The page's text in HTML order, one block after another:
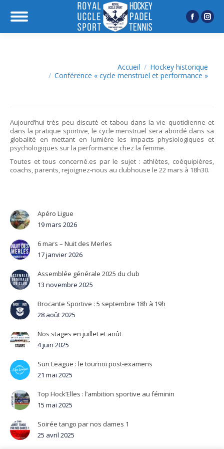
Facebook
page
new
page
new
Accueil
Hockey historique
Conférence « cycle menstruel et performance »
Aujourd’hui très peu discuté et tabou dans la vie quotidienne et
dans la pratique sportive, le cycle menstruel sera abordé dans sa
globalité en mettant en lumière les impacts physiologiques et
psychologiques sur la performance chez la femme.
Toutes et tous concerné.es par le sujet : athlètes, coéquipières,
coachs, parents, rejoignez-nous au clubhouse le 22 mars à 18h30.
Apéro Ligue
19 mars 2026
6 mars – Nuit des Merles
17 janvier 2026
Assemblée générale 2025 du club
13 novembre 2025
Brocante Sportive : 5 septembre 18h à 19h
28 août 2025
Nos stages en juillet et août
4 juin 2025
Sun League : le tournoi post-examens
21 mai 2025
Top Hock’Elles : l’ambition sportive au féminin
15 mai 2025
Soirée tango par nos dames 1
25 avril 2025